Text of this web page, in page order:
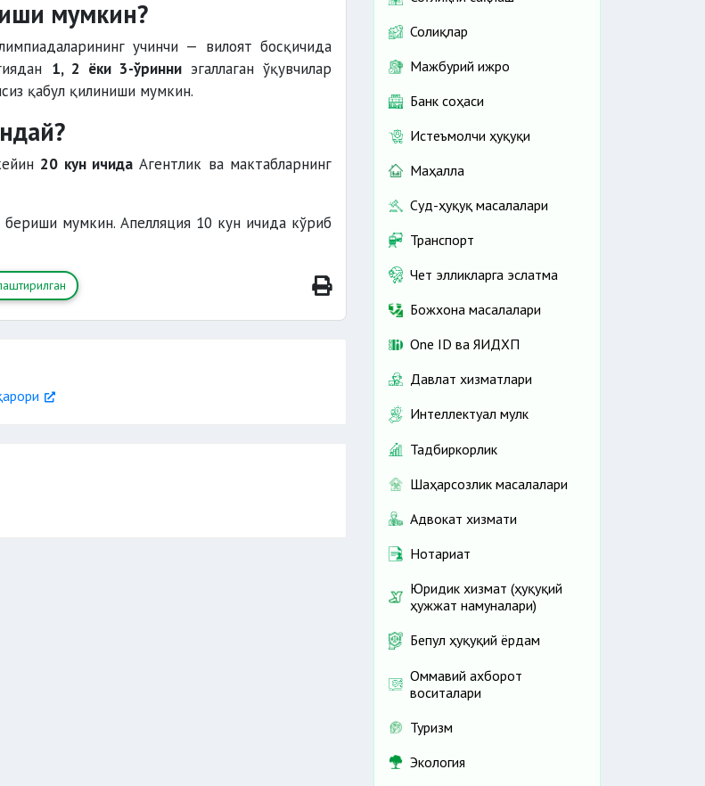
мумкин?
учинчи — вилоят босқичида
1, 2 ёки 3-ўринниэгаллаган ўқувчилар
қабул қилиниши мумкин.
20 кун ичидаАгентлик ва мактабларнинг
мумкин. Апелляция 10 кун ичида кўриб
Солиқлар
Мажбурий ижро
Банк соҳаси
Истеъмолчи ҳуқуқи
Маҳалла
Суд-ҳуқуқ масалалари
Транспорт
Чет элликларга эслатма
Божхона масалалари
One ID ва ЯИДХП
Давлат хизматлари
Интеллектуал мулк
Тадбиркорлик
Шаҳарсозлик масалалари
Адвокат хизмати
Нотариат
Юридик хизмат (ҳуқуқий
ҳужжат намуналари)
Бепул ҳуқуқий ёрдам
Оммавий ахборот
воситалари
Туризм
Экология